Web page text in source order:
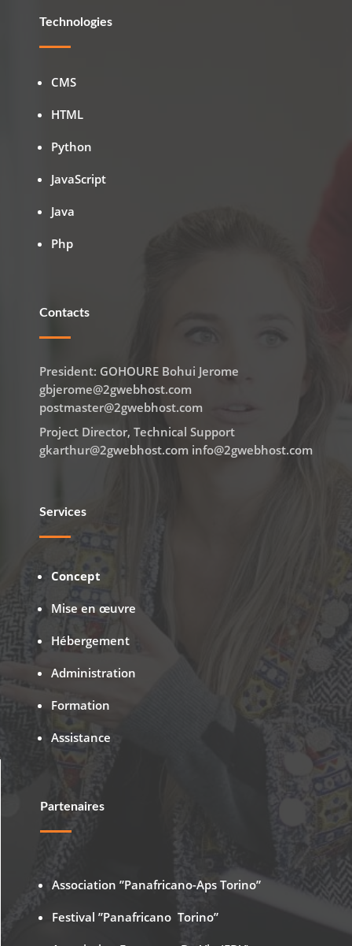
Technologies
CMS
HTML
Python
JavaScript
Java
Php
Contacts
President: GOHOURE Bohui Jerome
gbjerome@2gwebhost.com
postmaster@2gwebhost.com
Project Director, Technical Support
gkarthur@2gwebhost.com info@2gwebhost.com
Services
Concept
Mise en œuvre
Hébergement
Administration
Formation
Assistance
Partenaires
Association ”Panafricano-Aps Torino”
Festival ”Panafricano Torino”